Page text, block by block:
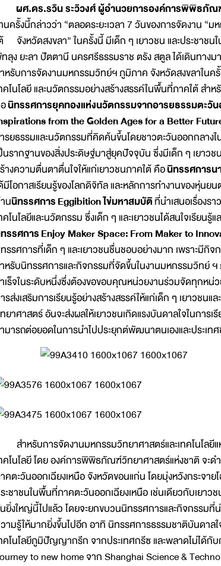
ผศ.ดร.รวิน ระวิวงศ์ ผู้อำนวยการองค์การพิพิธภั
นครั้งนี้กล่าวว่า “ตลอดระยะเวลา 7 วันของการจัดงาน “
จังหวัดสงขลา” ในครั้งนี้ มีเด็ก ๆ เยาวชน และประชาช
ลุง ยะลา ปัตตานี นครศรีธรรมราช ตรัง สตูล ได้เดินทาง
หรับการจัดงานมหกรรมวิทย์ฯ ภูมิภาค จังหวัดสงขลาในค
คโนโลยี และนวัตกรรมอย่างสร้างสรรค์ในพื้นที่ภาคใต้ ส
นิทรรศการยุคทองแห่งนวัตกรรมจากอารยธรรมตะวั
from the Golden Ages for a Better
รยธรรมและนวัตกรรมที่คิดค้นขึ้นโดยชาวตะวันออกกลาง
นรากฐานของสิ่งประดิษฐ์มาสู่ยุคปัจจุบัน ซึ่งมีเด็ก ๆ เยาว
างความตื่นตาตื่นใจให้แก่เยาวชนภาคใต้ คือนิทรรศการน
มีโอกาสเรียนรู้ของโลกดิจิทัล และหลักการทำงานของหุ่น
นนิทรรศการEggibition ไข่มหาสมบัติที่นำเสนอเรื่องร
คโนโลยีและนวัตกรรม ซึ่งเด็ก ๆ และเยาวชนได้สนใจเรียน
รรศการEnjoy Maker Space:From Maker to
รรศการที่เด็ก ๆ และเยาวชนชื่นชอบอย่างมาก เพราะมีกิ
หรับนิทรรศการและกิจกรรมที่จัดขึ้นในงานมหกรรมวิทย์
เร็จในระดับหนึ่งซึ่งต้องขอขอบคุณหน่วยงานร่วมจัดทุกหน่ว
รส่งเสริมการเรียนรู้อย่างสร้างสรรค์ให้แก่เด็ก ๆ เยาวช
ยาศาสตร์ อันจะส่งผลให้เยาวชนเกิดแรงบันดาลใจในการ
มารถต่อยอดในการนำไปประยุกต์พัฒนาตนเองและประเ
สำหรับการจัดงานมหกรรมวิทยาศาสตร์และเทคโนโลยีแ
คโนโลยี โดย องค์การพิพิธภัณฑ์วิทยาศาสตร์แห่งชาติ จะ
คตะวันออกเฉียงเหนือ จังหวัดขอนแก่น โดยมุ่งหวังกระจา
ะชาชนในพื้นที่ภาคตะวันออกเฉียงเหนือ เช่นเดียวกับเยา
ยิ่งใหญ่นี้ไปแล้ว โดยจะยกขบวนนิทรรศการและกิจกรรม
ามรู้ให้มากยิ่งขึ้นไปอีก อาทิ นิทรรศการธรรมชาติบันดา
คโนโลยีภูมิปัญญากรีก จากประเทศกรีซ และพลาดไม่ไ
to new home จาก Shanghai Science &